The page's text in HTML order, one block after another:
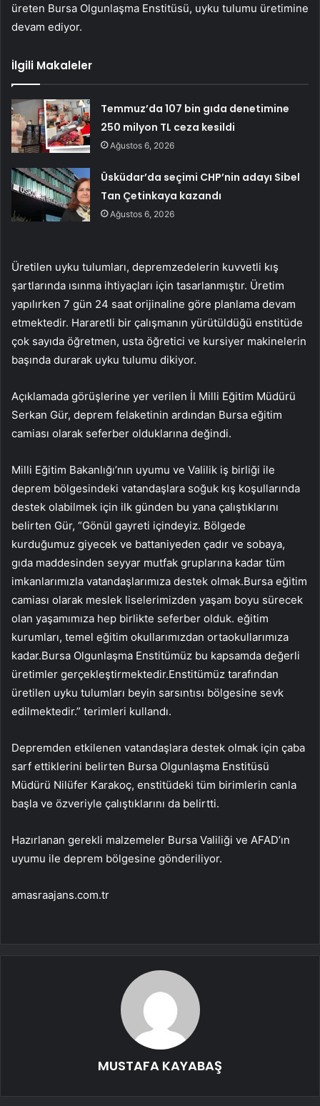
üreten Bursa Olgunlaşma Enstitüsü, uyku tulumu üretimine
devam ediyor.
İlgili Makaleler
Temmuz’da 107 bin gıda denetimine
250 milyon TL ceza kesildi
Ağustos 6, 2026
Üsküdar’da seçimi CHP’nin adayı Sibel
Tan Çetinkaya kazandı
Ağustos 6, 2026
Üretilen uyku tulumları, depremzedelerin kuvvetli kış
şartlarında ısınma ihtiyaçları için tasarlanmıştır. Üretim
yapılırken 7 gün 24 saat orijinaline göre planlama devam
etmektedir. Hararetli bir çalışmanın yürütüldüğü enstitüde
çok sayıda öğretmen, usta öğretici ve kursiyer makinelerin
başında durarak uyku tulumu dikiyor.
Açıklamada görüşlerine yer verilen İl Milli Eğitim Müdürü
Serkan Gür, deprem felaketinin ardından Bursa eğitim
camiası olarak seferber olduklarına değindi.
Milli Eğitim Bakanlığı’nın uyumu ve Valilik iş birliği ile
deprem bölgesindeki vatandaşlara soğuk kış koşullarında
destek olabilmek için ilk günden bu yana çalıştıklarını
belirten Gür, “Gönül gayreti içindeyiz. Bölgede
kurduğumuz giyecek ve battaniyeden çadır ve sobaya,
gıda maddesinden seyyar mutfak gruplarına kadar tüm
imkanlarımızla vatandaşlarımıza destek olmak.Bursa eğitim
camiası olarak meslek liselerimizden yaşam boyu sürecek
olan yaşamımıza hep birlikte seferber olduk. eğitim
kurumları, temel eğitim okullarımızdan ortaokullarımıza
kadar.Bursa Olgunlaşma Enstitümüz bu kapsamda değerli
üretimler gerçekleştirmektedir.Enstitümüz tarafından
üretilen uyku tulumları beyin sarsıntısı bölgesine sevk
edilmektedir.” terimleri kullandı.
Depremden etkilenen vatandaşlara destek olmak için çaba
sarf ettiklerini belirten Bursa Olgunlaşma Enstitüsü
Müdürü Nilüfer Karakoç, enstitüdeki tüm birimlerin canla
başla ve özveriyle çalıştıklarını da belirtti.
Hazırlanan gerekli malzemeler Bursa Valiliği ve AFAD’ın
uyumu ile deprem bölgesine gönderiliyor.
amasraajans.com.tr
MUSTAFA KAYABAŞ